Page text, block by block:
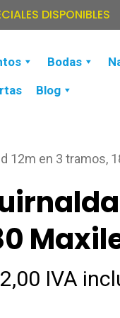
DISPONIBLES
Bodas
Blog
12m en 3 tramos,
IVA